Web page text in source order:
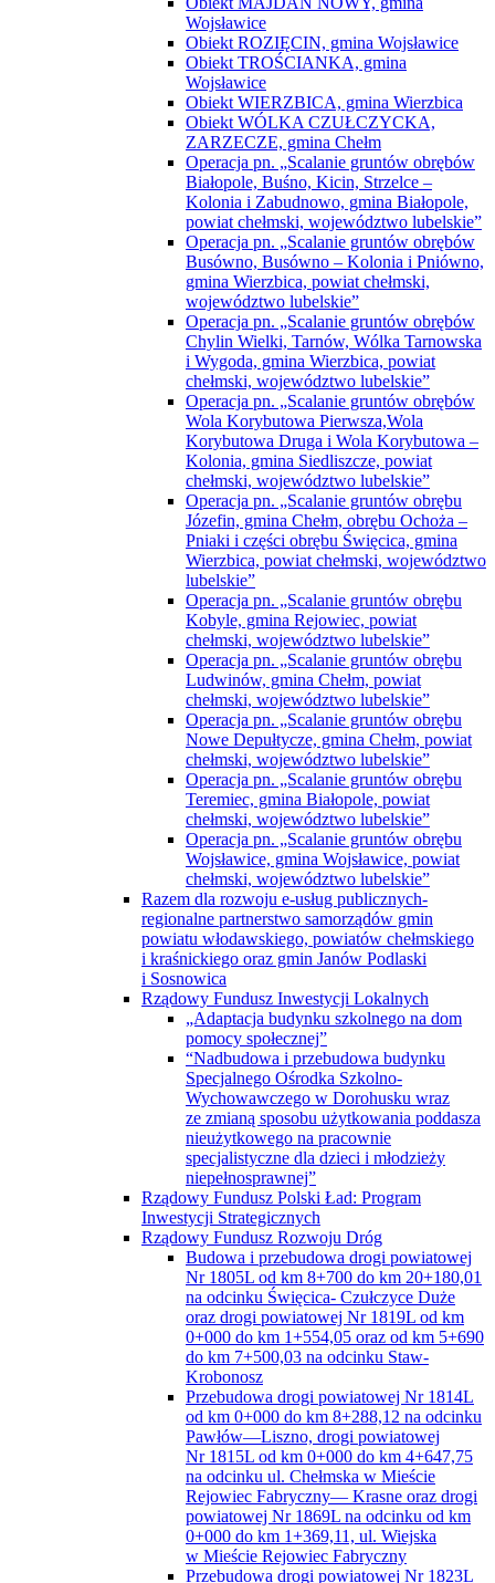
Wojsławice
Obiekt ROZIĘCIN, gmina Wojsławice
Obiekt TROŚCIANKA, gmina
Wojsławice
Obiekt WIERZBICA, gmina Wierzbica
Obiekt WÓLKA CZUŁCZYCKA,
ZARZECZE, gmina Chełm
Operacja pn. „Scalanie gruntów obrębów
Białopole, Buśno, Kicin, Strzelce –
Kolonia i Zabudnowo, gmina Białopole,
powiat chełmski, województwo lubelskie”
Operacja pn. „Scalanie gruntów obrębów
Busówno, Busówno – Kolonia i Pniówno,
gmina Wierzbica, powiat chełmski,
województwo lubelskie”
Operacja pn. „Scalanie gruntów obrębów
Chylin Wielki, Tarnów, Wólka Tarnowska
i Wygoda, gmina Wierzbica, powiat
chełmski, województwo lubelskie”
Operacja pn. „Scalanie gruntów obrębów
Wola Korybutowa Pierwsza,Wola
Korybutowa Druga i Wola Korybutowa –
Kolonia, gmina Siedliszcze, powiat
chełmski, województwo lubelskie”
Operacja pn. „Scalanie gruntów obrębu
Józefin, gmina Chełm, obrębu Ochoża –
Pniaki i części obrębu Święcica, gmina
Wierzbica, powiat chełmski, województwo
lubelskie”
Operacja pn. „Scalanie gruntów obrębu
Kobyle, gmina Rejowiec, powiat
chełmski, województwo lubelskie”
Operacja pn. „Scalanie gruntów obrębu
Ludwinów, gmina Chełm, powiat
chełmski, województwo lubelskie”
Operacja pn. „Scalanie gruntów obrębu
Nowe Depułtycze, gmina Chełm, powiat
chełmski, województwo lubelskie”
Operacja pn. „Scalanie gruntów obrębu
Teremiec, gmina Białopole, powiat
chełmski, województwo lubelskie”
Operacja pn. „Scalanie gruntów obrębu
Wojsławice, gmina Wojsławice, powiat
chełmski, województwo lubelskie”
Razem dla rozwoju e-usług publicznych-
regionalne partnerstwo samorządów gmin
powiatu włodawskiego, powiatów chełmskiego
i kraśnickiego oraz gmin Janów Podlaski
i Sosnowica
Rządowy Fundusz Inwestycji Lokalnych
„Adaptacja budynku szkolnego na dom
pomocy społecznej”
“Nadbudowa i przebudowa budynku
Specjalnego Ośrodka Szkolno-
Wychowawczego w Dorohusku wraz
ze zmianą sposobu użytkowania poddasza
nieużytkowego na pracownie
specjalistyczne dla dzieci i młodzieży
niepełnosprawnej”
Rządowy Fundusz Polski Ład: Program
Inwestycji Strategicznych
Rządowy Fundusz Rozwoju Dróg
Budowa i przebudowa drogi powiatowej
Nr 1805L od km 8+700 do km 20+180,01
na odcinku Święcica- Czułczyce Duże
oraz drogi powiatowej Nr 1819L od km
0+000 do km 1+554,05 oraz od km 5+690
do km 7+500,03 na odcinku Staw-
Krobonosz
Przebudowa drogi powiatowej Nr 1814L
od km 0+000 do km 8+288,12 na odcinku
Pawłów—Liszno, drogi powiatowej
Nr 1815L od km 0+000 do km 4+647,75
na odcinku ul. Chełmska w Mieście
Rejowiec Fabryczny— Krasne oraz drogi
powiatowej Nr 1869L na odcinku od km
0+000 do km 1+369,11, ul. Wiejska
w Mieście Rejowiec Fabryczny
Przebudowa drogi powiatowej Nr 1823L